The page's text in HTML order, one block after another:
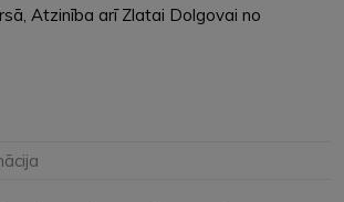
Atzinība arī Zlatai Dolgovai no